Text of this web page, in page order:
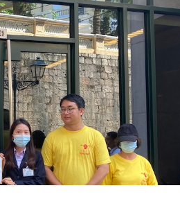
até 20% do